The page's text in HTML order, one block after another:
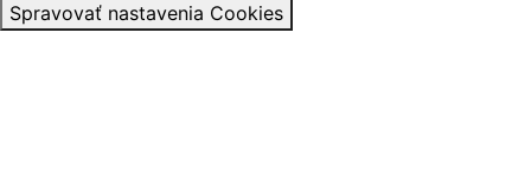
Spravovať nastavenia Cookies